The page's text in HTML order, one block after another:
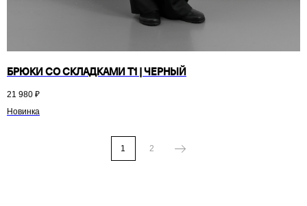
БРЮКИ СО СКЛАДКАМИ T1 | ЧЕРНЫЙ
21 980 ₽
Новинка
1 2